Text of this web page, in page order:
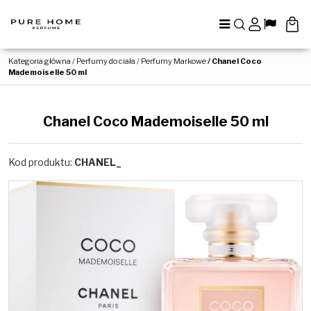
Menu
SzukajPanelLang
Kategoria główna / Perfumy do ciała / Perfumy Markowe/ Chanel Coco
Mademoiselle 50 ml
Chanel Coco Mademoiselle 50 ml
Kod produktu: CHANEL_